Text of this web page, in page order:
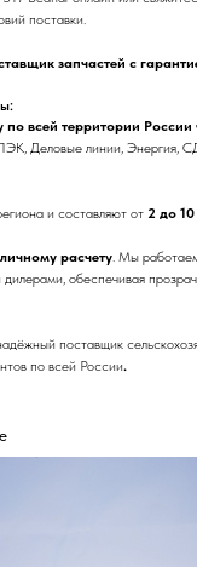
поставки.
запчастей с
по всей территории России
Деловые линии, Энергия,
и составляют от 2 до
расчету. Мы
обеспечивая
поставщик
по всей России.